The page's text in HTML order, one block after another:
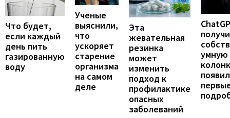
Что будет,
если каждый
день пить
газированную
воду
Ученые
выяснили,
что
ускоряет
старение
организма
на самом
деле
Эта
жевательная
резинка
может
изменить
подход к
профилактике
опасных
заболеваний
умную